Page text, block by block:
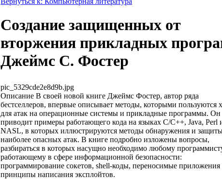
Создание защищенных от
вторжения прикладных
Джеймс С. Фостер
pic_5329cde2e8d9b.jpg
Описание В своей новой книге Джеймс Фостер, автор ряда
бестселлеров, впервые описывает методы, которыми пользуются
для атак на операционные системы и прикладные программы. Он
приводит примеры работающего кода на языках C/C++, Java, Perl
NASL, в которых иллюстрируются методы обнаружения и
наиболее опасных атак. В книге подробно изложены вопросы,
разбираться в которых насущно необходимо любому
работающему в сфере информационной безопасности:
программирование сокетов, shell-коды, переносимые приложения
принципы написания эксплойтов.